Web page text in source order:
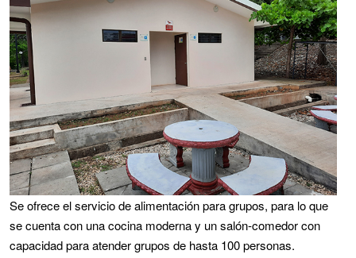
Se ofrece el servicio de alimentación para grupos, para lo que
se cuenta con una cocina moderna y un salón-comedor con
capacidad para atender grupos de hasta 100 personas.